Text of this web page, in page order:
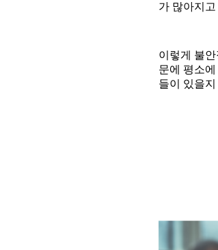
가 많아지
이렇게 불
문에 평소
들이 있을